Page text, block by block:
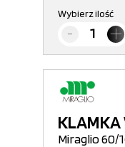
Wybierz ilość
Miraglio 60/